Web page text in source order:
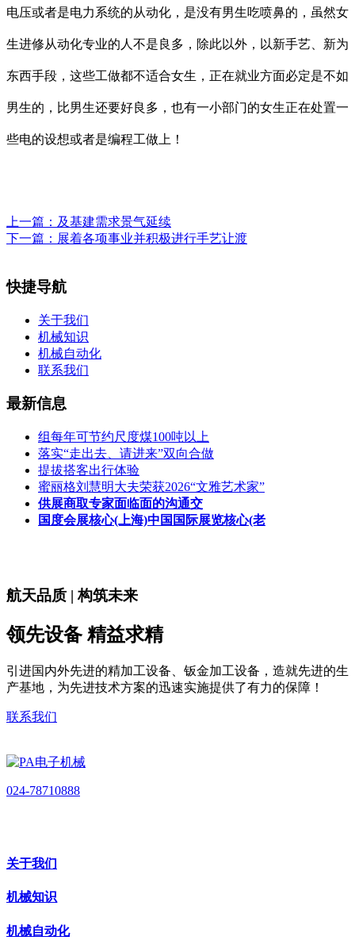
电压或者是电力系统的从动化，是没有男生吃喷鼻的，虽然女
生进修从动化专业的人不是良多，除此以外，以新手艺、新为
东西手段，这些工做都不适合女生，正在就业方面必定是不如
男生的，比男生还要好良多，也有一小部门的女生正在处置一
些电的设想或者是编程工做上！
上一篇： 及基建需求景气延续
下一篇： 展着各项事业并积极进行手艺让渡
快捷导航
关于我们
机械知识
机械自动化
联系我们
最新信息
组每年可节约尺度煤100吨以上
落实“走出去、请进来”双向合做
提拔搭客出行体验
蜜丽格刘慧明大夫荣获2026“文雅艺术家”
供展商取专家面临面的沟通交
国度会展核心(上海)中国国际展览核心(老
航天品质 | 构筑未来
领先设备 精益求精
引进国内外先进的精加工设备、钣金加工设备，造就先进的生
产基地，为先进技术方案的迅速实施提供了有力的保障！
联系我们
024-78710888
关于我们
机械知识
机械自动化